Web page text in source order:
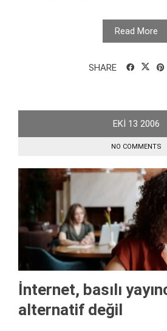
Read More
SHARE
EKI 13 2006
NO COMMENTS
İnternet, basılı
alternatif değil